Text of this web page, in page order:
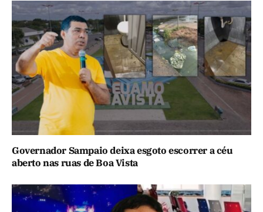
Governador Sampaio deixa esgoto escorrer a céu
aberto nas ruas de Boa Vista